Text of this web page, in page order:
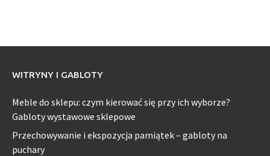
WITRYNY I GABLOTY
Meble do sklepu: czym kierować się przy ich wyborze?
Gabloty wystawowe sklepowe
Przechowywanie i ekspozycja pamiątek – gabloty na
puchary